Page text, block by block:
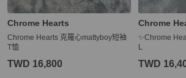
Chrome Hearts
Chrome Hearts 克羅心mattyboy短袖
T恤
TWD 16,800
Chrome
✨Chrome
L
TWD